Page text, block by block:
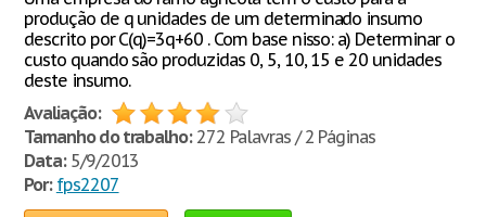
produção de q unidades de um determinado insumo
descrito por C(q)=3q+60 . Com base nisso: a) Determinar o
custo quando são produzidas 0, 5, 10, 15 e 20 unidades
deste insumo.
Avaliação:
Tamanho do trabalho:272 Palavras / 2 Páginas
Data:5/9/2013
Por: fps2207